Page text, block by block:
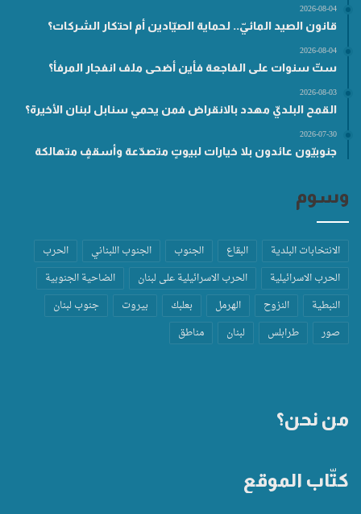
2026-08-04
قانون الصيد المائيّ.. لحماية الصيّادين أم احتكار الشركات؟
2026-08-04
ستّ سنوات على الفاجعة فأين أضحى ملف انفجار المرفأ؟
2026-08-03
القمح البلديّ مهدد بالانقراض فمن يحمي سنابل لبنان الأخيرة؟
2026-07-30
جنوبيّون عائدون بلا خيارات لبيوتٍ متصدّعة وأسقفٍ متهالكة
وسوم
الانتخابات البلدية البقاع الجنوب الجنوب اللبناني
الحرب
الحرب الاسرائيلية
الحرب الاسرائيلية على لبنان
الضاحية الجنوبية
النبطية
النزوح الهرمل بعلبك بيروت
جنوب لبنان
صور
طرابلس لبنان مناطق
من نحن؟
كتّاب الموقع